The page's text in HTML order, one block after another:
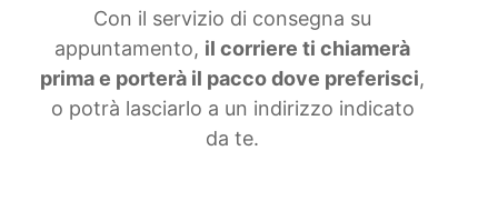
Con il servizio di consegna su
appuntamento, il corriere ti chiamerà
prima e porterà il pacco dove preferisci,
o potrà lasciarlo a un indirizzo indicato
da te.